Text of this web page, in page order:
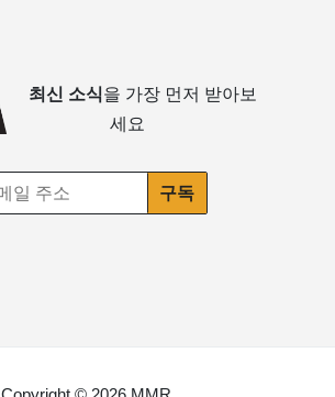
최신 소식을 가장 먼저 받아보
세요